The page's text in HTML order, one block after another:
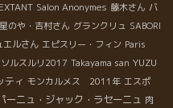
Salon Anonymes 藤木さん バ
のや・吉村さん グランクリュ SABORI
エルさん エピスリー・フィン Paris
ソルスルリ2017 Takayama san YUZU
ティ モンカルメス 2011年 エスポ
ーニュ・ジャック・ラセーニュ 肉